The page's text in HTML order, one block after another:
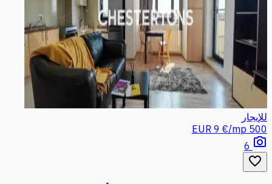
للإيجار
500 EUR
9 €/mp
photo_camera
favorite_border